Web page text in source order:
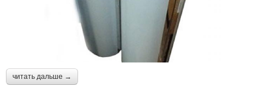
читать дальше →